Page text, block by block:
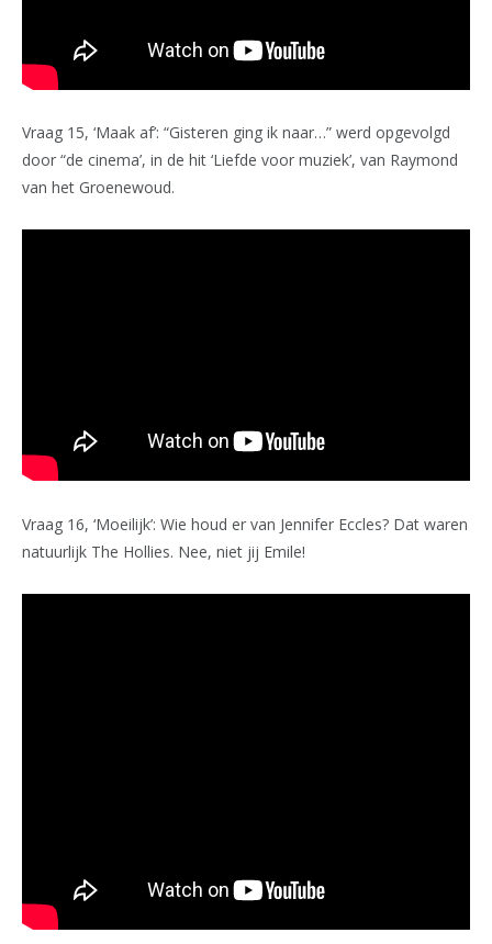
Vraag 15, ‘Maak af’: “Gisteren ging ik naar…” werd opgevolgd
door “de cinema’, in de hit ‘Liefde voor muziek’, van Raymond
van het Groenewoud.
Vraag 16, ‘Moeilijk’: Wie houd er van Jennifer Eccles? Dat waren
natuurlijk The Hollies. Nee, niet jij Emile!